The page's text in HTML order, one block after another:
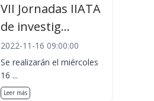
VII Jornadas IIATA
de investig...
2022-11-16 09:00:00
Se realizarán el miércoles
16 ...
Leer más